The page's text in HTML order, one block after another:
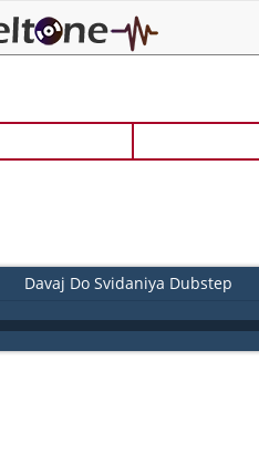
Davaj Do Svidaniya Dubstep